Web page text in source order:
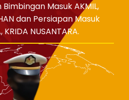
Masuk AKMIL,
dan Persiapan Masuk
KRIDA NUSANTARA.